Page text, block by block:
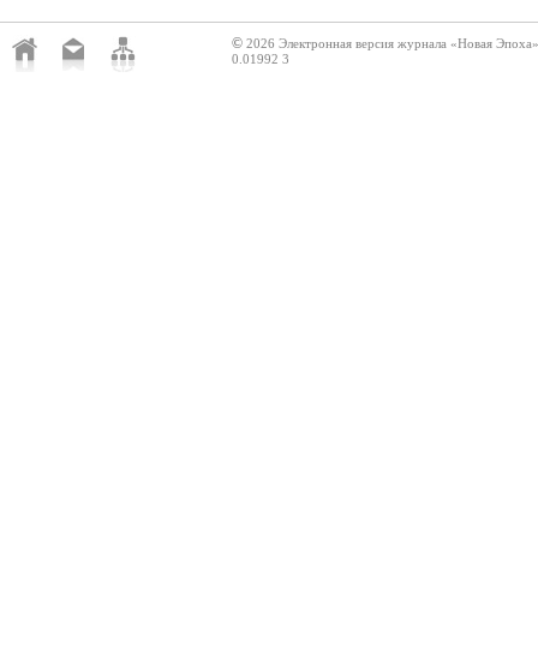
© 2026 Электронная версия журнала «Новая Эпоха»
0.01992 3